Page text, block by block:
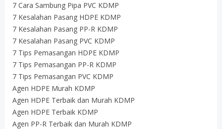
7 Cara Sambung Pipa PVC KDMP
7 Kesalahan Pasang HDPE KDMP
7 Kesalahan Pasang PP-R KDMP
7 Kesalahan Pasang PVC KDMP
7 Tips Pemasangan HDPE KDMP
7 Tips Pemasangan PP-R KDMP
7 Tips Pemasangan PVC KDMP
Agen HDPE Murah KDMP
Agen HDPE Terbaik dan Murah KDMP
Agen HDPE Terbaik KDMP
Agen PP-R Terbaik dan Murah KDMP